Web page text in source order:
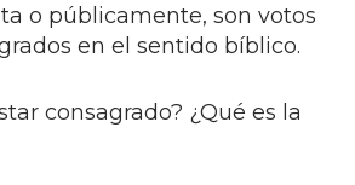
o públicamente, son votos
en el sentido bíblico.
consagrado? ¿Qué es la